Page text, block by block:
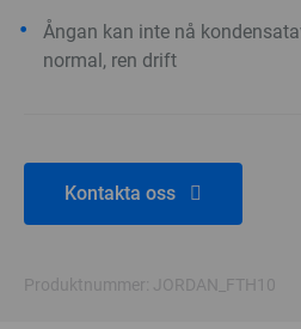
Ångan kan inte nå
normal, ren drift
Kontakta oss
Produktnummer: JORDAN_FTH10